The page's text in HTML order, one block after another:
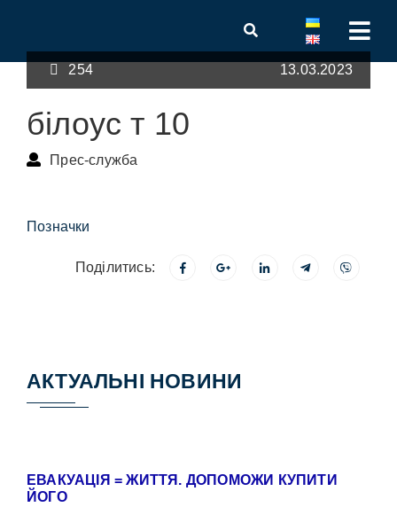
254 13.03.2023
білоус т 10
Прес-служба
Позначки
Поділитись:
АКТУАЛЬНІ НОВИНИ
ЕВАКУАЦІЯ = ЖИТТЯ. ДОПОМОЖИ КУПИТИ
ЙОГО